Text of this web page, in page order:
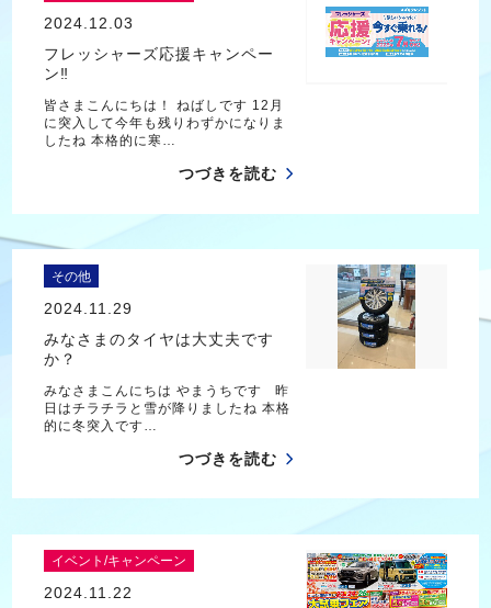
2024.12.03
フレッシャーズ応援キャンペー
ン‼️
皆さまこんにちは！ ねばしです 12月
に突入して今年も残りわずかになりま
したね 本格的に寒…
つづきを読む
その他
2024.11.29
みなさまのタイヤは大丈夫です
か？
みなさまこんにちは やまうちです 昨
日はチラチラと雪が降りましたね 本格
的に冬突入です…
つづきを読む
イベント/キャンペーン
2024.11.22